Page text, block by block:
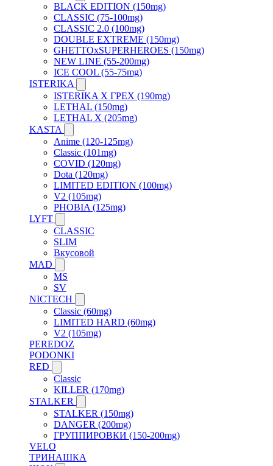
BLACK EDITION (150mg)
CLASSIC (75-100mg)
CLASSIC 2.0 (100mg)
DOUBLE EXTREME (150mg)
GHETTOxSUPERHEROES (150mg)
NEW LINE (55-200mg)
ICE COOL (55-75mg)
ISTERIKA
ISTERIKA X ГРЕХ (190mg)
LETHAL (150mg)
LETHAL X (205mg)
KASTA
Anime (120-125mg)
Classic (101mg)
COVID (120mg)
Dota (120mg)
LIMITED EDITION (100mg)
V2 (105mg)
PHOBIA (125mg)
LYFT
CLASSIC
SLIM
Вкусовой
MAD
MS
SV
NICTECH
Classic (60mg)
LIMITED HARD (60mg)
V2 (105mg)
PEREDOZ
PODONKI
RED
Classic
KILLER (170mg)
STALKER
STALKER (150mg)
DANGER (200mg)
ГРУППИРОВКИ (150-200mg)
VELO
ТРИНАШКА